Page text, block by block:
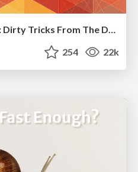
Responsive Adventures: Dirty Tricks From The Dark Corners of Front-End
254 22k